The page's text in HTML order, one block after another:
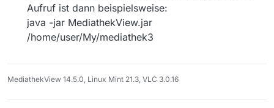
Aufruf ist dann beispielsweise:
java -jar MediathekView.jar
/home/user/My/mediathek3
MediathekView 14.5.0, Linux Mint 21.3, VLC 3.0.16